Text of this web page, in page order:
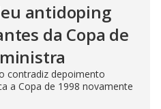
antidoping
da Copa de
contradiz depoimento
a Copa de 1998 novamente